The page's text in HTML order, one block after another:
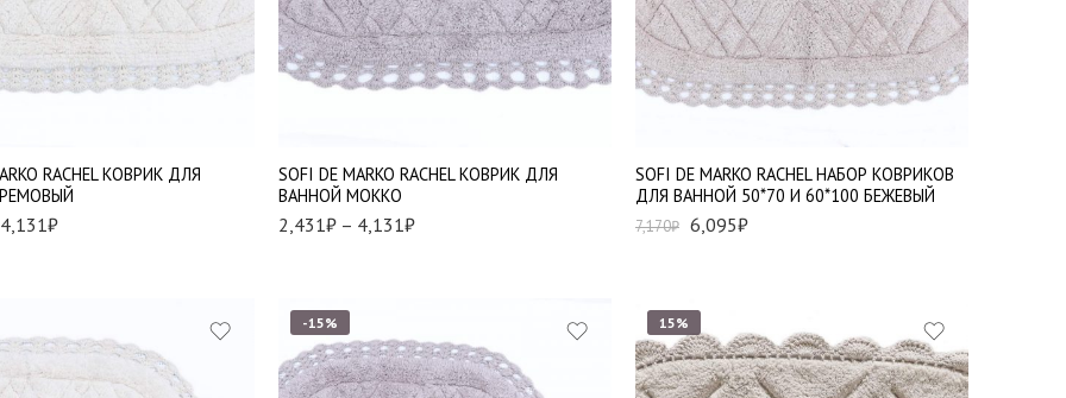
RACHEL КОВРИК ДЛЯ
4,131₽
SOFI DE MARKO RACHEL КОВРИК ДЛЯ
ВАННОЙ МОККО
2,431₽ – 4,131₽
50*70 см
SOFI DE MARKO RACHEL НАБОР КОВРИКОВ
ДЛЯ ВАННОЙ 50*70 И 60*100 БЕЖЕВЫЙ
7,170₽ 6,095₽
-15% 15%